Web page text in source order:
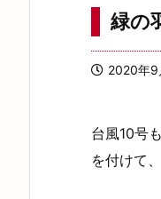
緑の
2020年9
台風10号
を付けて